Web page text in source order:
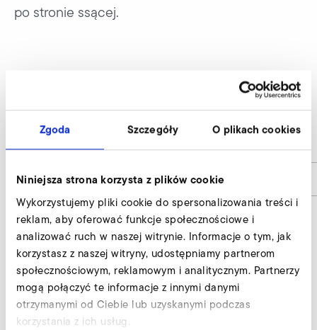
Zgoda Szczegóły O plikach cookies
Niniejsza strona korzysta z plików cookie
Wykorzystujemy pliki cookie do spersonalizowania treści i
reklam, aby oferować funkcje społecznościowe i
analizować ruch w naszej witrynie. Informacje o tym, jak
korzystasz z naszej witryny, udostępniamy partnerom
społecznościowym, reklamowym i analitycznym. Partnerzy
mogą połączyć te informacje z innymi danymi
otrzymanymi od Ciebie lub uzyskanymi podczas
korzystania z ich usług.
po stronie ssącej.
S-MP 670/47
auf Anfrage / on request
Numer materiału
-
Filtr dokładny, strona ssąca wyślij
zapytanie
Nasi eksperci służą profesjonalną pomocą.